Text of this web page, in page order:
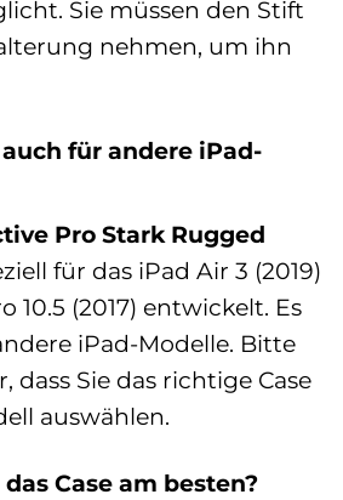
Sie müssen den Stift
nehmen, um ihn
auch für andere iPad-
Pro Stark Rugged
für das iPad Air 3 (2019)
10.5 (2017) entwickelt. Es
iPad-Modelle. Bitte
dass Sie das richtige Case
auswählen.
Case am besten?